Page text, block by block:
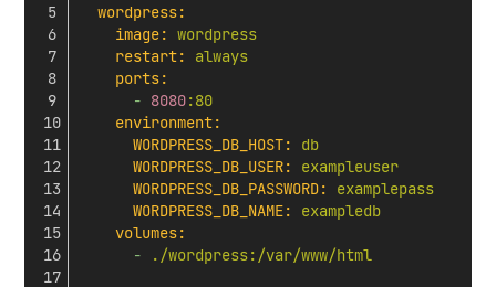
wordpress:
image: wordpress
restart:
always
ports:
- 8080:80
environment:
WORDPRESS_DB_HOST:
db
WORDPRESS_DB_USER:
exampleuser
WORDPRESS_DB_PASSWORD:
examplepass
WORDPRESS_DB_NAME:
exampledb
volumes:
-
./wordpress:/var/www/html